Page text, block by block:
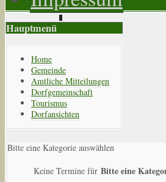
Hauptmenü
Home
Gemeinde
Amtliche Mitteilungen
Dorfgemeinschaft
Tourismus
Dorfansichten
Bitte eine Kategorie auswählen
Keine Termine für Bitte eine